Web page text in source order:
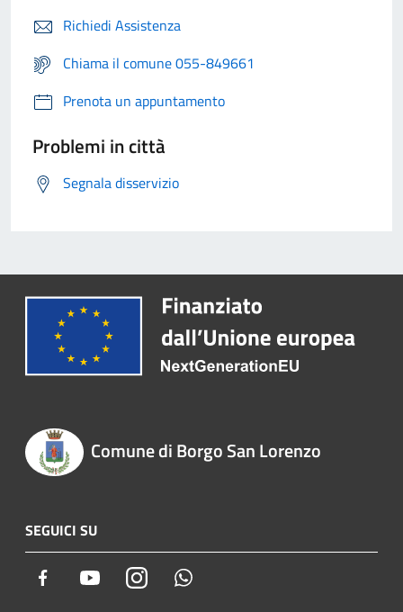
Richiedi Assistenza
Chiama il comune 055-849661
Prenota un appuntamento
Problemi in città
Segnala disservizio
Comune di Borgo San Lorenzo
SEGUICI SU
Facebook YoutubeInstagram